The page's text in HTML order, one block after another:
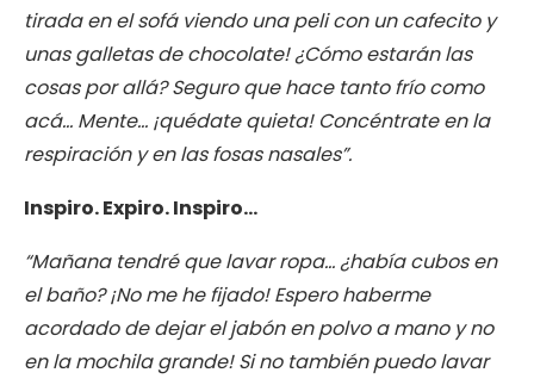
tirada en el sofá viendo una peli con un cafecito y
unas galletas de chocolate! ¿Cómo estarán las
cosas por allá? Seguro que hace tanto frío como
acá… Mente… ¡quédate quieta! Concéntrate en la
respiración y en las fosas nasales”.
Inspiro. Expiro. Inspiro…
“Mañana tendré que lavar ropa… ¿había cubos en
el baño? ¡No me he fijado! Espero haberme
acordado de dejar el jabón en polvo a mano y no
en la mochila grande! Si no también puedo lavar